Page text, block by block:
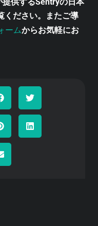
ください。またご導
ームからお気軽にお